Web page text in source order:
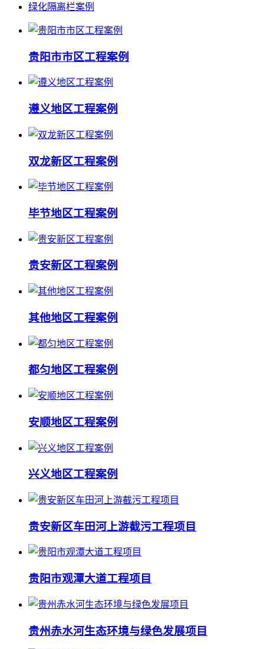
绿化隔离栏案例
贵阳市市区工程案例
遵义地区工程案例
双龙新区工程案例
毕节地区工程案例
贵安新区工程案例
其他地区工程案例
都匀地区工程案例
安顺地区工程案例
兴义地区工程案例
贵安新区车田河上游截污工程项目
贵阳市观潭大道工程项目
贵州赤水河生态环境与绿色发展项目